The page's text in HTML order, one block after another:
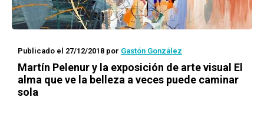
Publicado el 27/12/2018 por Gastón González
Martín Pelenur y la exposición de arte visual El
alma que ve la belleza a veces puede caminar
sola